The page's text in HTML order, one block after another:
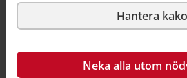
Hantera
Neka alla utom
Så här kan du källhänvisa till